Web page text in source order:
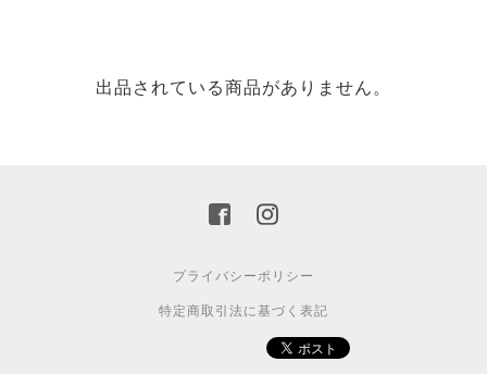
出品されている商品がありません。
プライバシーポリシー
特定商取引法に基づく表記